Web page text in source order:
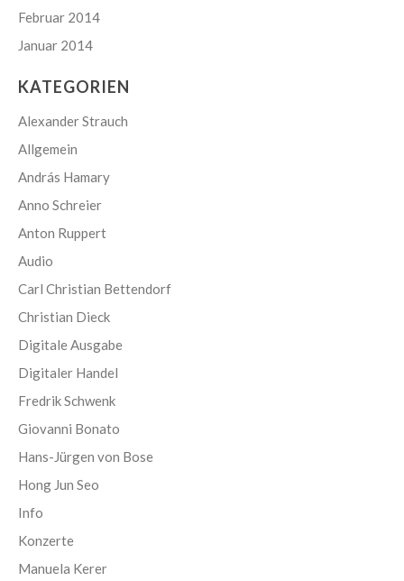
Februar 2014
Januar 2014
KATEGORIEN
Alexander Strauch
Allgemein
András Hamary
Anno Schreier
Anton Ruppert
Audio
Carl Christian Bettendorf
Christian Dieck
Digitale Ausgabe
Digitaler Handel
Fredrik Schwenk
Giovanni Bonato
Hans-Jürgen von Bose
Hong Jun Seo
Info
Konzerte
Manuela Kerer